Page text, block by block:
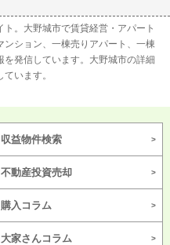
大野城市中央
大野城市筒井
大野城市中
大野城市御笠川
大野城市緑ケ丘
大野城市南ケ丘
大野城市紫台
大野城市横峰
。大野城市で賃貸経営・アパート
ション、一棟売りアパート、一棟
発信しています。大野城市の詳細
います。
収益物件検索
不動産投資売却
購入コラム
大家さんコラム